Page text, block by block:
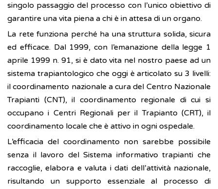
singolo passaggio del processo con l’unico obiettivo di
garantire una vita piena a chi è in attesa di un organo.
La rete funziona perché ha una struttura solida, sicura
ed efficace. Dal 1999, con l’emanazione della legge 1
aprile 1999 n. 91, si è dato vita nel nostro paese ad un
sistema trapiantologico che oggi è articolato su 3 livelli:
il coordinamento nazionale a cura del Centro Nazionale
Trapianti (CNT), il coordinamento regionale di cui si
occupano i Centri Regionali per il Trapianto (CRT), il
coordinamento locale che è attivo in ogni ospedale.
L’efficacia del coordinamento non sarebbe possibile
senza il lavoro del Sistema informativo trapianti che
raccoglie, elabora e valuta i dati dell’attività nazionale,
risultando un supporto essenziale al processo di